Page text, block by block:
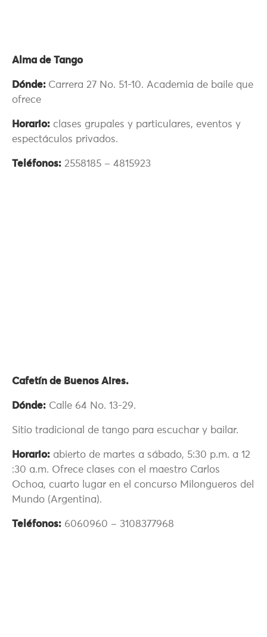
Alma de Tango
Dónde: Carrera 27 No. 51-10. Academia de baile que
ofrece
Horario: clases grupales y particulares, eventos y
espectáculos privados.
Teléfonos: 2558185 – 4815923
Cafetín de Buenos Aires.
Dónde: Calle 64 No. 13-29.
Sitio tradicional de tango para escuchar y bailar.
Horario: abierto de martes a sábado, 5:30 p.m. a 12
:30 a.m. Ofrece clases con el maestro Carlos
Ochoa, cuarto lugar en el concurso Milongueros del
Mundo (Argentina).
Teléfonos: 6060960 – 3108377968